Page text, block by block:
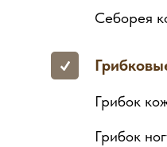
Себорея
Грибок
Грибок